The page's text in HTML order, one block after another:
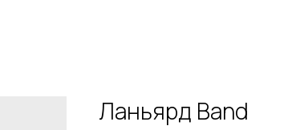
Ланьярд Band